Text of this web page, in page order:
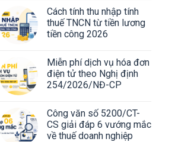
Cách tính thu nhập tính
thuế TNCN từ tiền lương
tiền công 2026
Miễn phí dịch vụ hóa đơn
điện tử theo Nghị định
254/2026/NĐ-CP
Công văn số 5200/CT-
CS giải đáp 6 vướng mắc
về thuế doanh nghiệp